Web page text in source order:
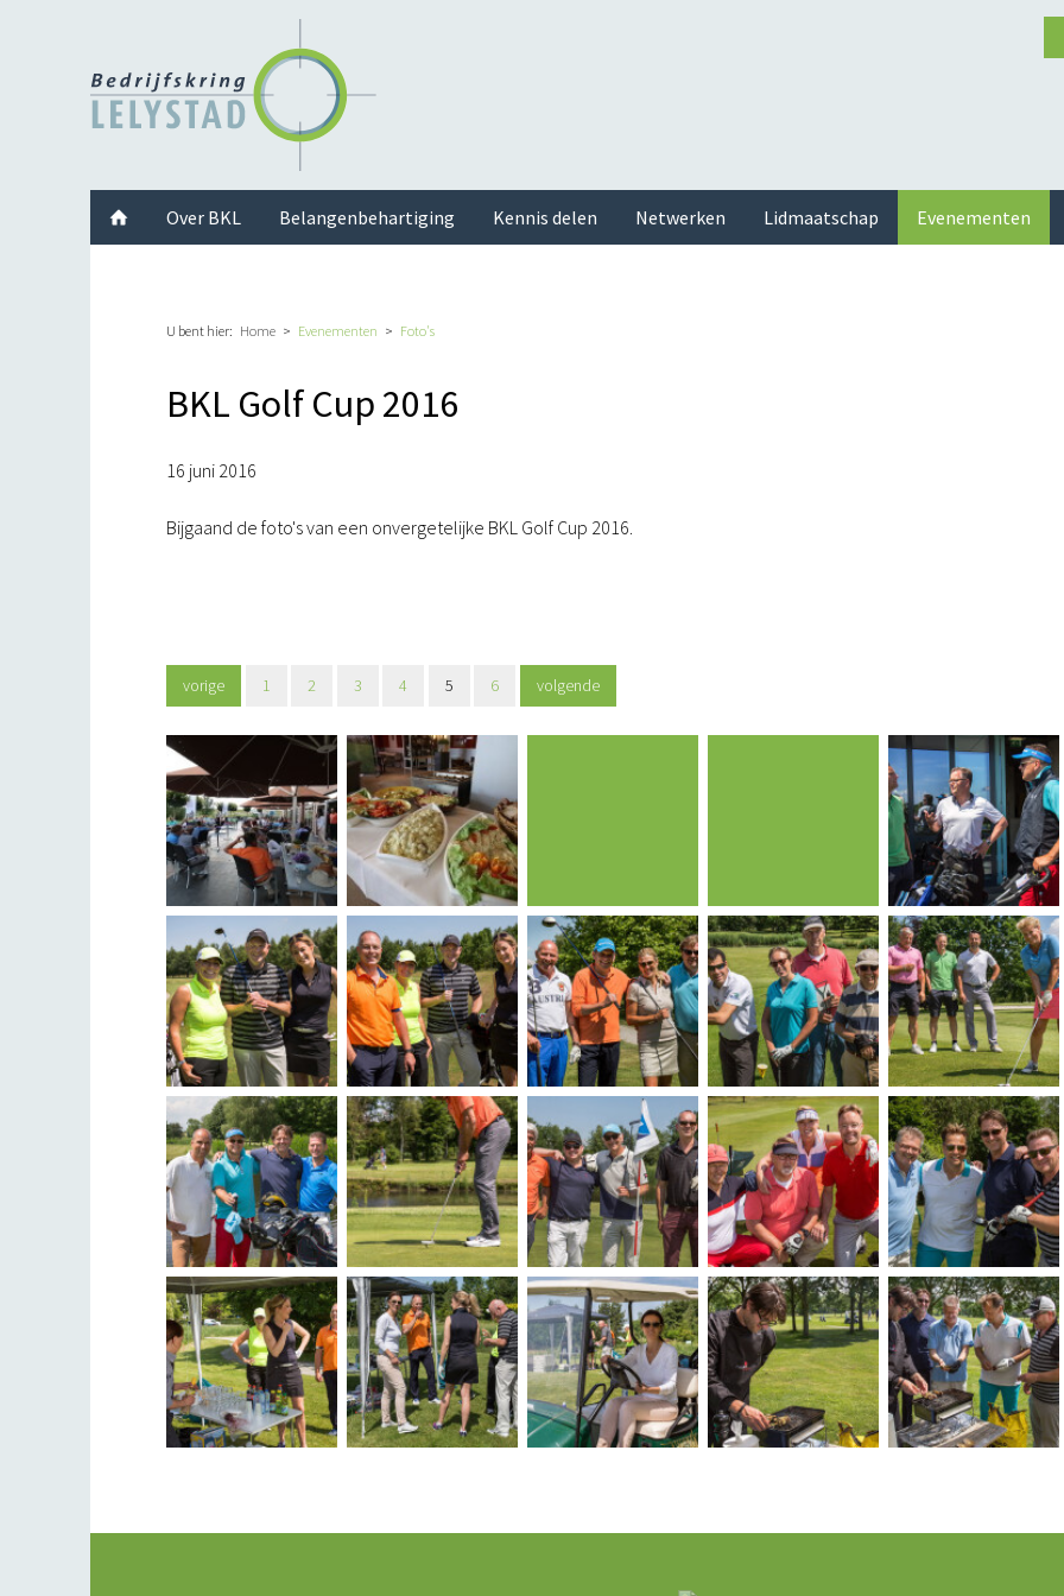
Twitter InstagramLinkedInYoutube
U bent hier: Home Evenementen Foto's
BKL Golf Cup 2016
16 juni 2016
Bijgaand de foto's van een onvergetelijke BKL Golf Cup 2016.
vorige 1 2 3 4 5 6 volgende
Over BKL Belangenbehartiging Kennis delen Netwerken Lidmaatschap Evenementen